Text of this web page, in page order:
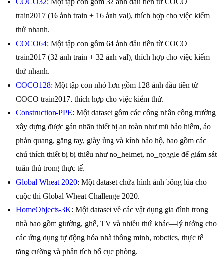
train2017 (16 ảnh train + 16 ảnh val), thích hợp cho việc kiểm
thử nhanh.
COCO64: Một tập con gồm 64 ảnh đầu tiên từ COCO
train2017 (32 ảnh train + 32 ảnh val), thích hợp cho việc kiểm
thử nhanh.
COCO128: Một tập con nhỏ hơn gồm 128 ảnh đầu tiên từ
COCO train2017, thích hợp cho việc kiểm thử.
Construction-PPE: Một dataset gồm các công nhân công trường
xây dựng được gán nhãn thiết bị an toàn như mũ bảo hiểm, áo
phản quang, găng tay, giày ủng và kính bảo hộ, bao gồm các
chú thích thiết bị bị thiếu như no_helmet, no_goggle để giám sát
tuân thủ trong thực tế.
Global Wheat 2020: Một dataset chứa hình ảnh bông lúa cho
cuộc thi Global Wheat Challenge 2020.
HomeObjects-3K: Một dataset về các vật dụng gia đình trong
nhà bao gồm giường, ghế, TV và nhiều thứ khác—lý tưởng cho
các ứng dụng tự động hóa nhà thông minh, robotics, thực tế
tăng cường và phân tích bố cục phòng.